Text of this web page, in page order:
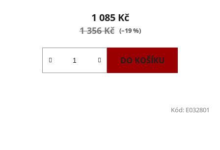
1 085 Kč
1 356 Kč (–19 %)
DO KOŠÍKU
Kód: E032801